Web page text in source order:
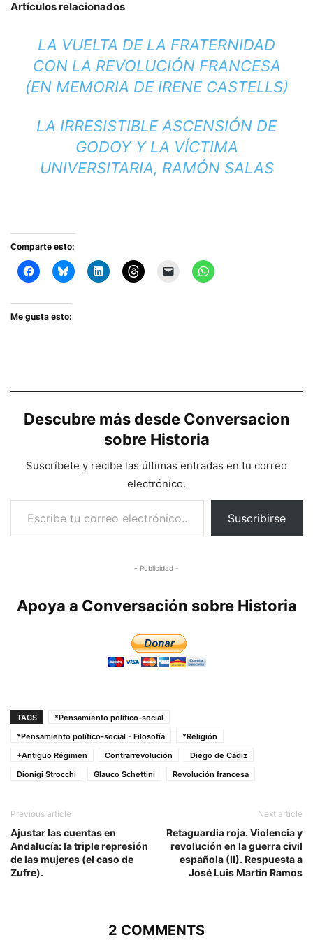
Artículos relacionados
LA VUELTA DE LA FRATERNIDAD
CON LA REVOLUCIÓN FRANCESA
(EN MEMORIA DE IRENE CASTELLS)
LA IRRESISTIBLE ASCENSIÓN DE
GODOY Y LA VÍCTIMA
UNIVERSITARIA, RAMÓN SALAS
Comparte esto:
Me gusta esto:
Descubre más desde Conversacion
sobre Historia
Suscríbete y recibe las últimas entradas en tu correo
electrónico.
Escribe tu correo electrónico…
Suscribirse
- Publicidad -
Apoya a Conversación sobre Historia
TAGS
*Pensamiento político-social
*Pensamiento político-social - Filosofía
*Religión
+Antiguo Régimen
Contrarrevolución
Diego de Cádiz
Dionigi Strocchi
Glauco Schettini Revolución francesa
Previous article
Ajustar las cuentas en
Andalucía: la triple represión
de las mujeres (el caso de
Zufre).
Next article
Retaguardia roja. Violencia y
revolución en la guerra civil
española (II). Respuesta a
José Luis Martín Ramos
2 COMMENTS